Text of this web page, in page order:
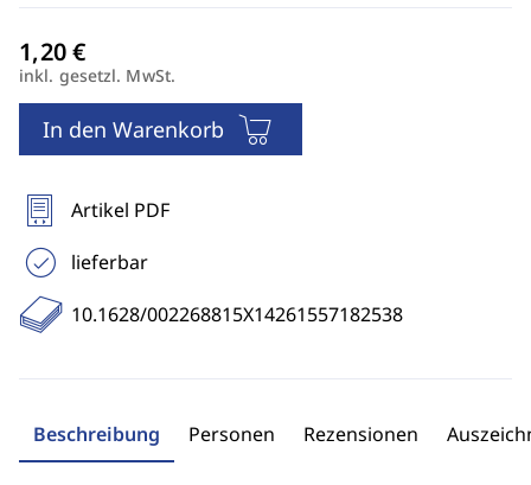
inkl. gesetzl. MwSt.
In den Warenkorb
Artikel PDF
lieferbar
10.1628/002268815X14261557182538
Beschreibung Personen Rezensionen